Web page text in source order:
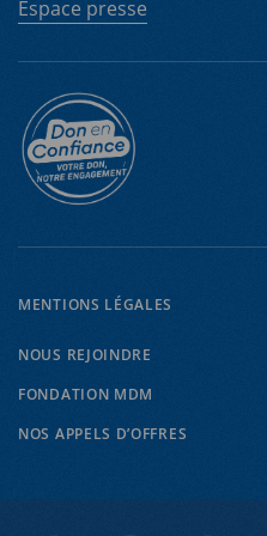
EN FR
Espace presse
MENTIONS LÉGALES
NOUS REJOINDRE
FONDATION MDM
NOS APPELS D’OFFRES